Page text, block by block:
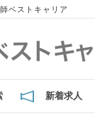
ベストキャリア
新着求人